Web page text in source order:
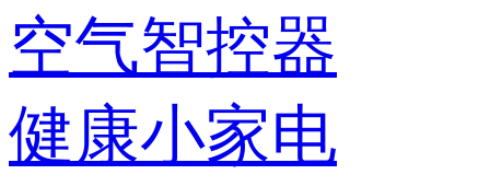
空气智控器
健康小家电